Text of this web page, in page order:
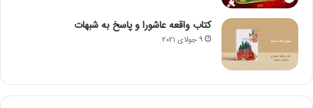
کتاب واقعه عاشورا و پاسخ به شبهات
9 جولای 2021